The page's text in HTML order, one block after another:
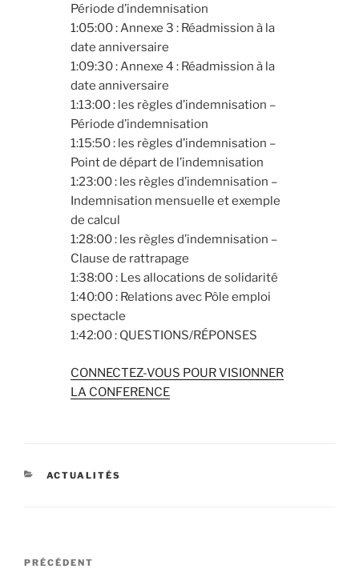
Période d’indemnisation
1:05:00 : Annexe 3 : Réadmission à la
date anniversaire
1:09:30 : Annexe 4 : Réadmission à la
date anniversaire
1:13:00 : les règles d’indemnisation –
Période d’indemnisation
1:15:50 : les règles d’indemnisation –
Point de départ de l’indemnisation
1:23:00 : les règles d’indemnisation –
Indemnisation mensuelle et exemple
de calcul
1:28:00 : les règles d’indemnisation –
Clause de rattrapage
1:38:00 : Les allocations de solidarité
1:40:00 : Relations avec Pôle emploi
spectacle
1:42:00 : QUESTIONS/RÉPONSES
CONNECTEZ-VOUS POUR VISIONNER
LA CONFERENCE
CATÉGORIES
ACTUALITÉS
Navigation
Article
PRÉCÉDENT